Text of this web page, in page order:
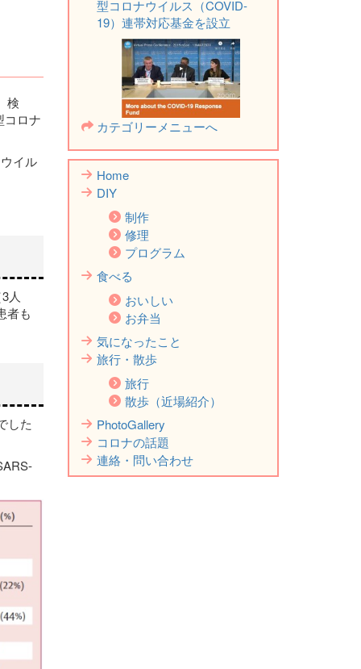
検
コロナ
イル
人
者も
した
型コロナウイルス（COVID-
19）連帯対応基金を設立
カテゴリーメニューへ
Home
DIY
制作
修理
プログラム
食べる
おいしい
お弁当
気になったこと
旅行・散歩
旅行
散歩（近場紹介）
PhotoGallery
コロナの話題
連絡・問い合わせ